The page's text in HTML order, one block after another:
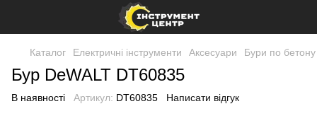
Каталог Електричні інструменти Аксесуари Бури по бетону
Бур DeWALT DT60835
В наявності Артикул: DT60835 Написати відгук